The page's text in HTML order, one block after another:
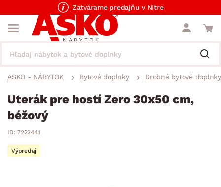
Zatvárame predajňu v Nitre
ASKO - NÁBYTOK Bytové doplnky Drobné bytové doplnky
Uterák pre hostí Zero 30x50 cm,
béžový
ID: 722244.1
Výpredaj